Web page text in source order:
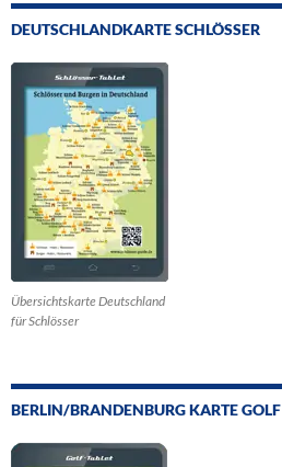
DEUTSCHLANDKARTE SCHLÖSSER
Übersichtskarte Deutschland
für Schlösser
BERLIN/BRANDENBURG KARTE GOLF